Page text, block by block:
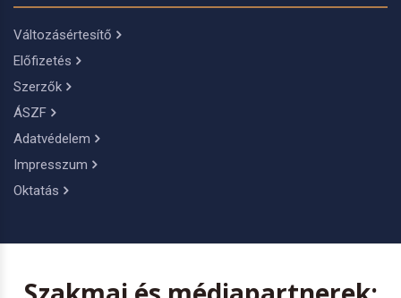
Változásértesítő
Előfizetés
Szerzők
ÁSZF
Adatvédelem
Impresszum
Oktatás